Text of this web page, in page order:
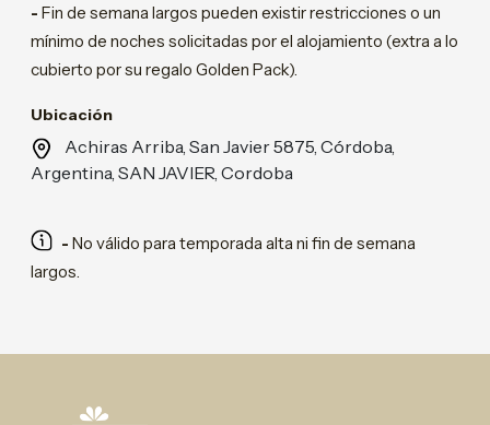
- Fin de semana largos pueden existir restricciones o un
mínimo de noches solicitadas por el alojamiento (extra a lo
cubierto por su regalo Golden Pack).
Ubicación
Achiras Arriba, San Javier 5875, Córdoba,
Argentina, SAN JAVIER, Cordoba
- No válido para temporada alta ni fin de semana
largos.